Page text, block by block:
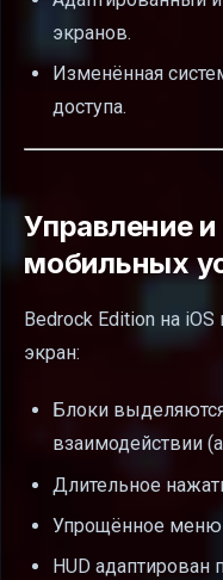
экранов.
Изменённая
доступа.
Управление
мобильных
Bedrock Edition на
экран:
Блоки
взаимодействии
Длительное
Упрощённое меню
HUD